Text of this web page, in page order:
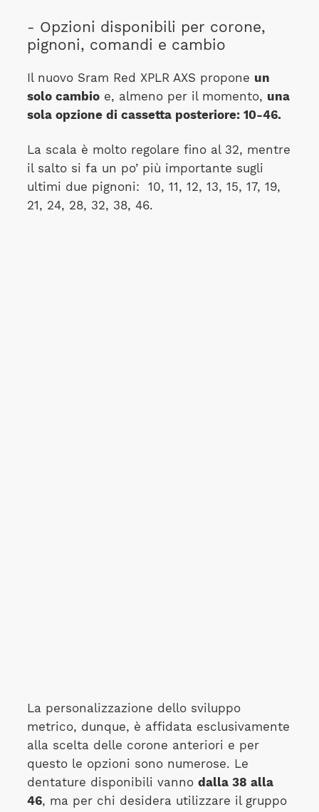
- Opzioni disponibili per corone,
pignoni, comandi e cambio
Il nuovo Sram Red XPLR AXS propone un
solo cambioe, almeno per il momento, una
sola opzione di cassetta posteriore: 10-46.
La scala è molto regolare fino al 32, mentre
il salto si fa un po’ più importante sugli
ultimi due pignoni: 10, 11, 12, 13, 15, 17, 19,
21, 24, 28, 32, 38, 46.
La personalizzazione dello sviluppo
metrico, dunque, è affidata esclusivamente
alla scelta delle corone anteriori e per
questo le opzioni sono numerose. Le
dentature disponibili vanno dalla 38 alla
46, ma per chi desidera utilizzare il gruppo